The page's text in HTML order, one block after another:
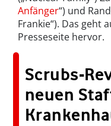
Anfänger“) und
Frankie“). Das geht
Presseseite hervor.
Scrubs-
neuen